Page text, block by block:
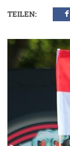
TEILEN: